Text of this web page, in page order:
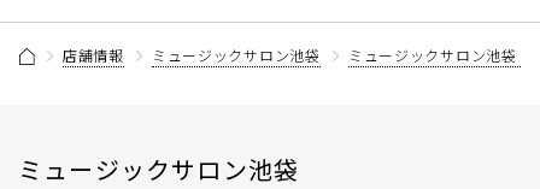
店舗情報 ミュージックサロン池袋 ミュージックサロン池袋
ミュージックサロン池袋